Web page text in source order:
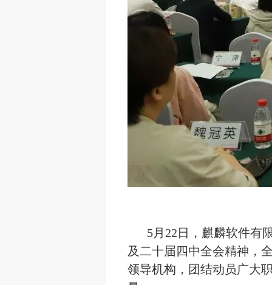
5月22日，麒麟软件有
及二十届四中全会精神，
领导机构，团结动员广大